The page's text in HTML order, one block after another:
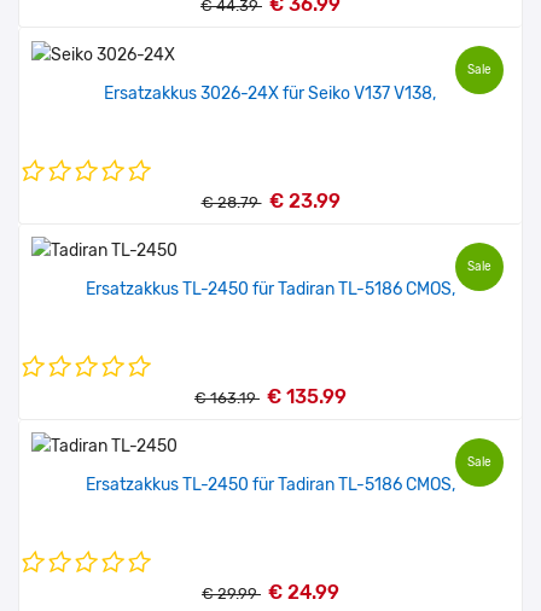
€ 44.39
Sale
Ersatzakkus 3026-24X für Seiko V137 V138,
€ 28.79 € 23.99
Sale
Ersatzakkus TL-2450 für Tadiran TL-5186 CMOS,
€ 163.19 € 135.99
Sale
Ersatzakkus TL-2450 für Tadiran TL-5186 CMOS,
€ 29.99 € 24.99